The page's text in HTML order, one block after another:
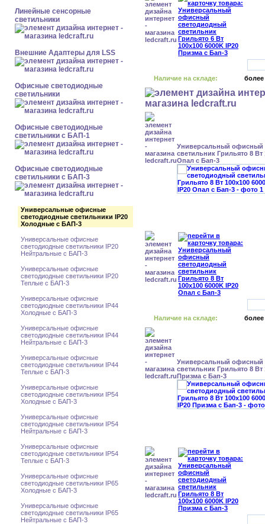
Линейные сенсорные
светильники
Внешние Адаптеры для LSS
Офисные светодиодные
светильники
Офисные светодиодные
светильники с БАП-1
Офисные светодиодные
светильники с БАП-3
Универсальные офисные
светодиодные светильники IP20
Холодные с БАП-3
Универсальные офисные
светодиодные светильники IP20
Нейтральные с БАП-3
Универсальные офисные
светодиодные светильники IP20
Теплые с БАП-3
Универсальные офисные
светодиодные светильники IP44
Холодные с БАП-3
Универсальные офисные
светодиодные светильники IP44
Нейтральные с БАП-3
Универсальные офисные
светодиодные светильники IP44
Теплые с БАП-3
Универсальные офисные
светодиодные светильники IP54
Холодные с БАП-3
Универсальные офисные
светодиодные светильники IP54
Нейтральные с БАП-3
Универсальные офисные
светодиодные светильники IP54
Теплые с БАП-3
Универсальные офисные
светодиодные светильники IP65
Холодные с БАП-3
Универсальные офисные
светодиодные светильники IP65
Нейтральные с БАП-3
Наличие на складе: более
Универсальный офисный
светильник Грильято 8 Вт
Опал с Бап-3
Наличие на складе: более
Универсальный офисный
светильник Грильято 8 Вт
Призма с Бап-3